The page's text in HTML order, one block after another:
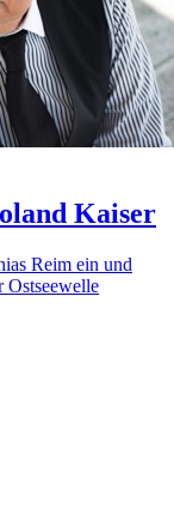
Kaiser
Reim ein und
Ostseewelle